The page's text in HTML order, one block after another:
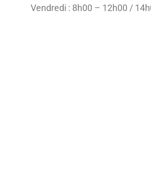
Vendredi : 8h00 – 12h00 /